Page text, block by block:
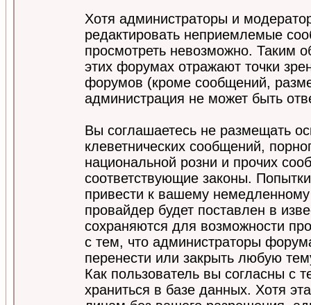
Хотя администраторы и
редактировать неприемлемые
просмотреть невозможно. Таким
этих форумах отражают точки
форумов (кроме сообщений,
администрация не может быть
Вы соглашаетесь не размещать
клеветнических сообщений,
национальной розни и прочих
соответствующие законы.
привести к вашему
провайдер будет поставлен в
сохраняются для возможности
с тем, что администраторы
перенести или закрыть любую
Как пользователь вы согласны с
храниться в базе данных. Хотя